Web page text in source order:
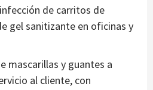
de carritos de
gel sanitizante en oficinas y
mascarillas y guantes a
al cliente, con